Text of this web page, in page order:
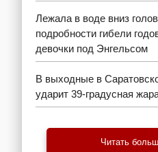
Лежала в воде вниз
подробности гибели
девочки под Энгельсом
В выходные в
ударит 39-градусная
Читать